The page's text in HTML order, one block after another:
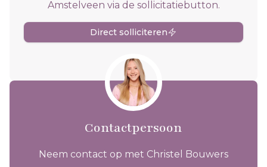
Amstelveen via de sollicitatiebutton.
Direct solliciteren
Contactpersoon
Neem contact op met Christel Bouwers